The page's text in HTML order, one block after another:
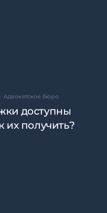
Адвокатское бюро
доступны
их получить?